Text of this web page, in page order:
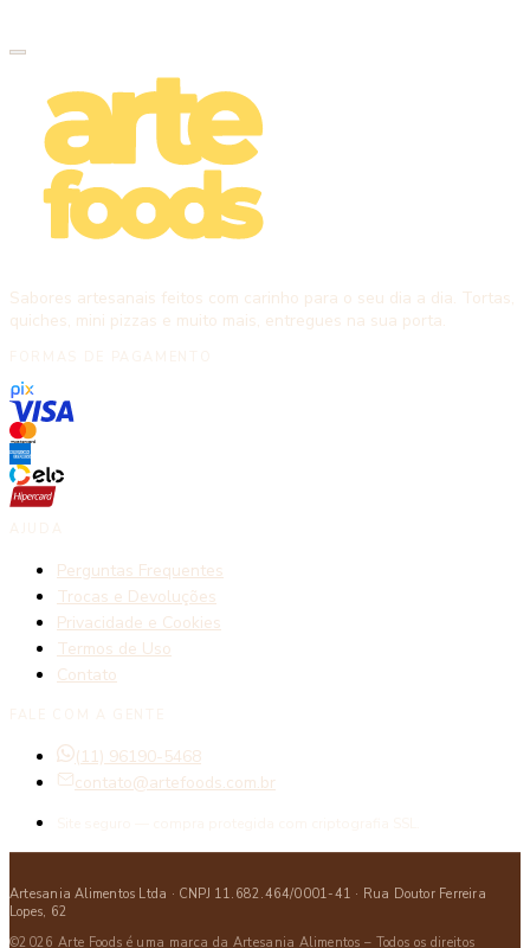
Sabores artesanais feitos com carinho para o seu dia a dia. Tortas,
quiches, mini pizzas e muito mais, entregues na sua porta.
Perguntas Frequentes
Trocas e Devoluções
Privacidade e Cookies
Termos de Uso
Contato
(11) 96190-5468
contato@artefoods.com.br
Artesania Alimentos Ltda · CNPJ 11.682.464/0001-41 · Rua Doutor Ferreira
Lopes, 62
©2026 Arte Foods é uma marca da Artesania Alimentos – Todos os direitos